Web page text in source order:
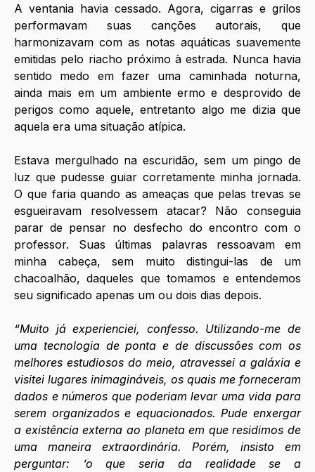
A ventania havia cessado. Agora, cigarras e grilos
performavam suas canções autorais, que
harmonizavam com as notas aquáticas suavemente
emitidas pelo riacho próximo à estrada. Nunca havia
sentido medo em fazer uma caminhada noturna,
ainda mais em um ambiente ermo e desprovido de
perigos como aquele, entretanto algo me dizia que
aquela era uma situação atípica.
Estava mergulhado na escuridão, sem um pingo de
luz que pudesse guiar corretamente minha jornada.
O que faria quando as ameaças que pelas trevas se
esgueiravam resolvessem atacar? Não conseguia
parar de pensar no desfecho do encontro com o
professor. Suas últimas palavras ressoavam em
minha cabeça, sem muito distingui-las de um
chacoalhão, daqueles que tomamos e entendemos
seu significado apenas um ou dois dias depois.
“Muito já experienciei, confesso. Utilizando-me de
uma tecnologia de ponta e de discussões com os
melhores estudiosos do meio, atravessei a galáxia e
visitei lugares inimagináveis, os quais me forneceram
dados e números que poderiam levar uma vida para
serem organizados e equacionados. Pude enxergar
a existência externa ao planeta em que residimos de
uma maneira extraordinária. Porém, insisto em
perguntar: ‘o que seria da realidade se a